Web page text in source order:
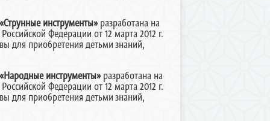
«Струнные инструменты»разработана на
Федерации от 12 марта 2012 г.
для приобретения детьми знаний,
«Народные инструменты»разработана на
Федерации от 12 марта 2012 г.
для приобретения детьми знаний,